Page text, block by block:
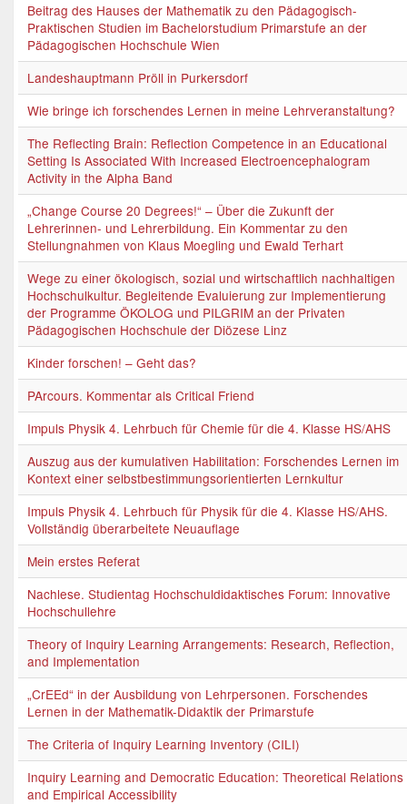
Beitrag des Hauses der Mathematik zu den Pädagogisch-
Praktischen Studien im Bachelorstudium Primarstufe an der
Pädagogischen Hochschule Wien
Landeshauptmann Pröll in Purkersdorf
Wie bringe ich forschendes Lernen in meine Lehrveranstaltung?
The Reflecting Brain: Reflection Competence in an Educational
Setting Is Associated With Increased Electroencephalogram
Activity in the Alpha Band
„Change Course 20 Degrees!“ – Über die Zukunft der
Lehrerinnen- und Lehrerbildung. Ein Kommentar zu den
Stellungnahmen von Klaus Moegling und Ewald Terhart
Wege zu einer ökologisch, sozial und wirtschaftlich nachhaltigen
Hochschulkultur. Begleitende Evaluierung zur Implementierung
der Programme ÖKOLOG und PILGRIM an der Privaten
Pädagogischen Hochschule der Diözese Linz
Kinder forschen! – Geht das?
PArcours. Kommentar als Critical Friend
Impuls Physik 4. Lehrbuch für Chemie für die 4. Klasse HS/AHS
Auszug aus der kumulativen Habilitation: Forschendes Lernen im
Kontext einer selbstbestimmungsorientierten Lernkultur
Impuls Physik 4. Lehrbuch für Physik für die 4. Klasse HS/AHS.
Vollständig überarbeitete Neuauflage
Mein erstes Referat
Nachlese. Studientag Hochschuldidaktisches Forum: Innovative
Hochschullehre
Theory of Inquiry Learning Arrangements: Research, Reflection,
and Implementation
„CrEEd“ in der Ausbildung von Lehrpersonen. Forschendes
Lernen in der Mathematik-Didaktik der Primarstufe
The Criteria of Inquiry Learning Inventory (CILI)
Inquiry Learning and Democratic Education: Theoretical Relations
and Empirical Accessibility